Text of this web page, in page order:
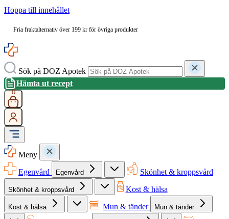
Hoppa till innehållet
Fria fraktalternativ över 199 kr för övriga produkter
Sök på DOZ Apotek
Hämta ut recept
0
Meny
Egenvård
Egenvård Skönhet & kroppsvård
Skönhet & kroppsvård Kost & hälsa
Kost & hälsa Mun & tänder Mun & tänder